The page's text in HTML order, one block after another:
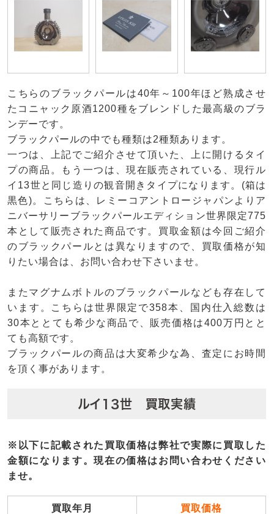
こちらのブラックパールは40年～100年ほど熟成させ
たコニャック原酒1200種をブレンドした最高級のブラ
ンデーです。
ブラックパールの中でも種類は2種類あります。
一つは、上記でご紹介させて頂いた、上に開けるタイ
プの商品。もう一つは、現在販売されている、現行ル
イ13世と同じ造りの観音開きタイプになります。(箱は
黒色)。こちらは、レミーコアントロージャパンよりア
ニバーサリーブラックパールエディション世界限定775
本として販売された商品です。買取金額は今回ご紹介
のブラックパールとは異なりますので、買取価格が知
りたい場合は、お問い合わせ下さいませ。
またマグナムボトルのブラックパールなども存在して
います。こちらは世界限定で358本、国内仕入総数は
30本ととても希少な商品で、販売価格は400万円とと
ても高額です。
ブラックパールの商品は大変希少な為、査定にお時間
を頂く事があります。
ルイ13世 買取実績
※以下に記載された買取価格は弊社で実際に買取した
金額になります。現在の価格はお問い合わせください
ませ。
買取年月 買取価格